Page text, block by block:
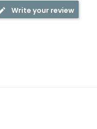
Write your review